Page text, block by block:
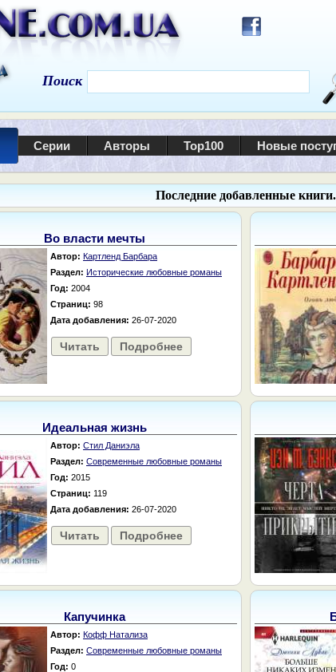
Поиск
Серии Авторы Top100 Новые
Последние добавленные книги.
Во власти мечты
Автор: Картленд Барбара
Раздел: Исторические любовные романы
Год: 2004
Страниц: 98
Дата добавления: 26-07-2020
Читать Подробнее
Идеальная жизнь
Автор: Стил Даниэла
Раздел: Современные любовные романы
Год: 2015
Страниц: 119
Дата добавления: 26-07-2020
Читать Подробнее
Капучинка
Автор: Кофф Натализа
Раздел: Современные любовные романы
Год: 0